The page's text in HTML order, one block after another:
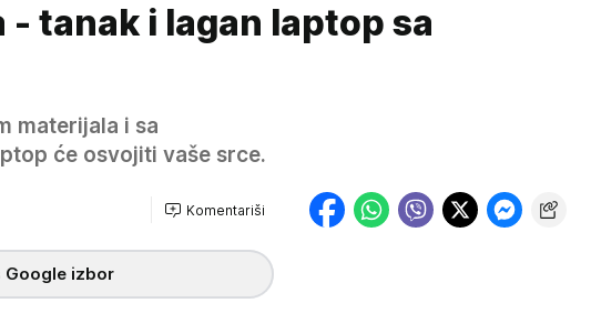
tanak i lagan laptop sa
materijala i sa
će osvojiti vaše srce.
Komentariši
Google izbor